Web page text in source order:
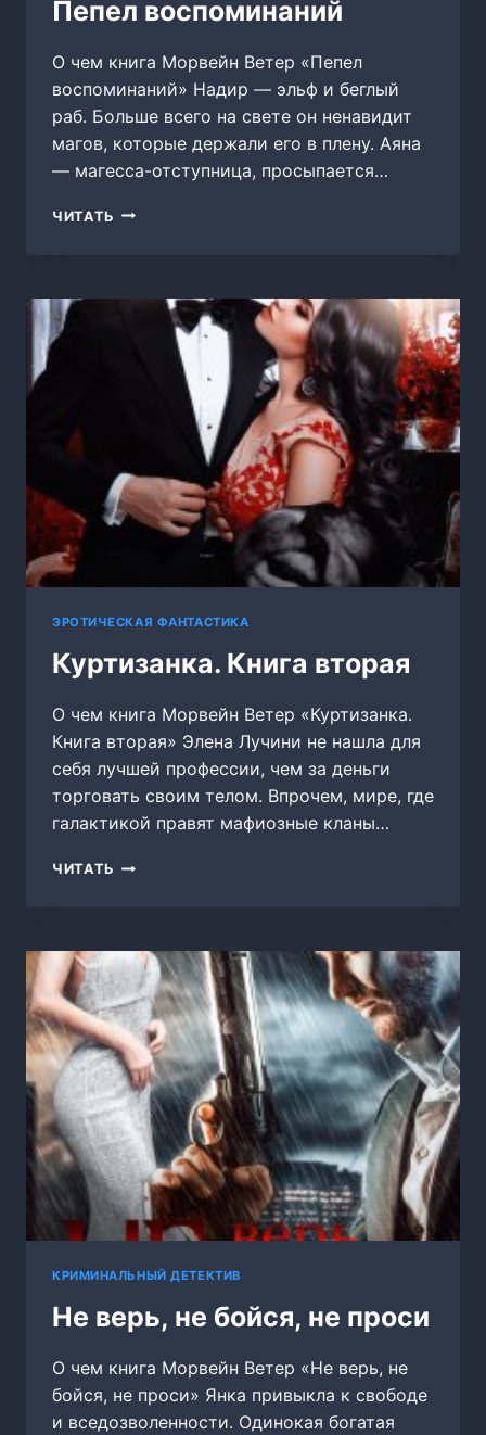
Пепел воспоминаний
О чем книга Морвейн Ветер «Пепел
воспоминаний» Надир — эльф и беглый
раб. Больше всего на свете он ненавидит
магов, которые держали его в плену. Аяна
— магесса-отступница, просыпается…
ЧИТАТЬ ПЕПЕЛ
ЭРОТИЧЕСКАЯ ФАНТАСТИКА
Куртизанка. Книга вторая
О чем книга Морвейн Ветер «Куртизанка.
Книга вторая» Элена Лучини не нашла для
себя лучшей профессии, чем за деньги
торговать своим телом. Впрочем, мире, где
галактикой правят мафиозные кланы…
ЧИТАТЬ КУРТИЗАНКА.
КРИМИНАЛЬНЫЙ ДЕТЕКТИВ
Не верь, не бойся, не проси
О чем книга Морвейн Ветер «Не верь, не
бойся, не проси» Янка привыкла к свободе
и вседозволенности. Одинокая богатая